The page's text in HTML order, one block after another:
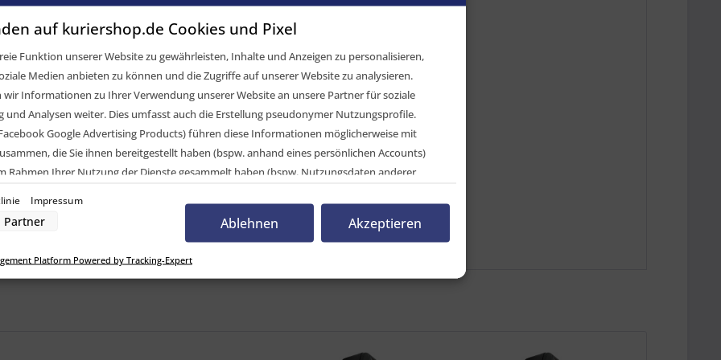
Systems GmbH
III
rechts
III,3-Funkt.,LCG,12V,li/re,0,5 m,5-pol.Baj. - 33-7234-007"
auf kuriershop.de Cookies und Pixel
Funktion unserer Website zu gewährleisten, Inhalte und Anzeigen zu personalisieren,
Medien anbieten zu können und die Zugriffe auf unserer Website zu analysieren.
wir Informationen zu Ihrer Verwendung unserer Website an unsere Partner für soziale
und Analysen weiter. Dies umfasst auch die Erstellung pseudonymer Nutzungsprofile.
Google Advertising Products) führen diese Informationen möglicherweise mit
die Sie ihnen bereitgestellt haben (bspw. anhand eines persönlichen Accounts)
Rahmen Ihrer Nutzung der Dienste gesammelt haben (bspw. Nutzungsdaten anderer
Button links unten klicken und dort die entsprechenden Anpassungen vornehmen.
durch unsere Partner:
Zugriff auf Informationen auf einem Endgerät
Profilen zur Auswahl personalisierter Werbung
zur Personalisierung von Inhalten
Impressum
Partner Ablehnen Akzeptieren
Platform Powered by Tracking-Expert